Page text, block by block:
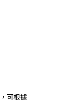
可根據